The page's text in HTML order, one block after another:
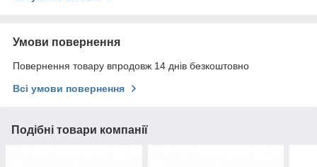
Умови повернення
Повернення товару впродовж 14 днів безкоштовно
Всі умови повернення
Подібні товари компанії